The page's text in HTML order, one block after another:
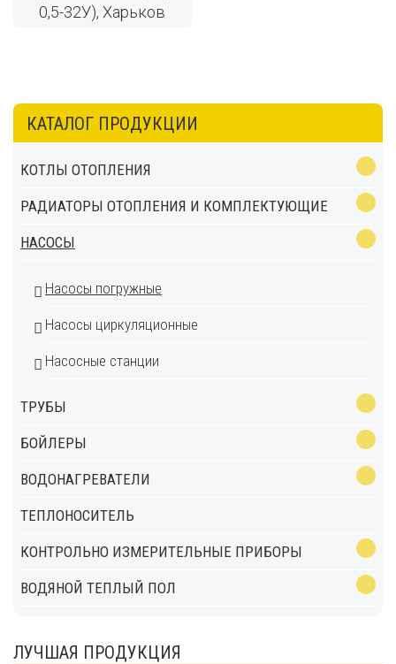
0,5-32У), Харьков
КАТАЛОГ ПРОДУКЦИИ
КОТЛЫ ОТОПЛЕНИЯ
РАДИАТОРЫ ОТОПЛЕНИЯ И КОМПЛЕКТУЮЩИЕ
НАСОСЫ
Насосы погружные
Насосы циркуляционные
Насосные станции
ТРУБЫ
БОЙЛЕРЫ
ВОДОНАГРЕВАТЕЛИ
ТЕПЛОНОСИТЕЛЬ
КОНТРОЛЬНО ИЗМЕРИТЕЛЬНЫЕ ПРИБОРЫ
ВОДЯНОЙ ТЕПЛЫЙ ПОЛ
ЛУЧШАЯ ПРОДУКЦИЯ